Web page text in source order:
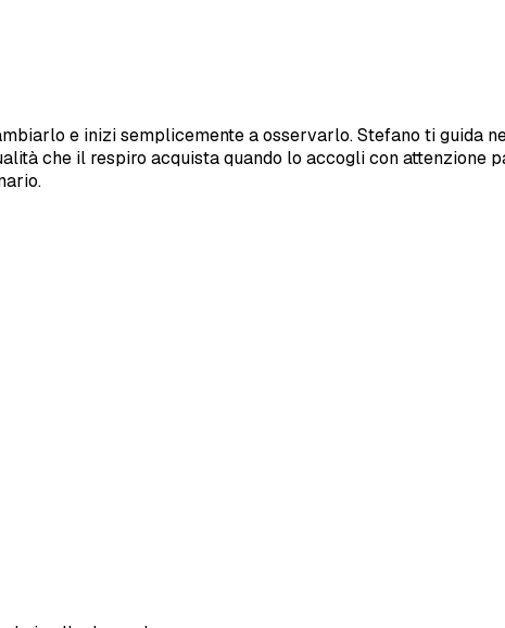
e inizi semplicemente a osservarlo. Stefano ti guida
che il respiro acquista quando lo accogli con attenzione